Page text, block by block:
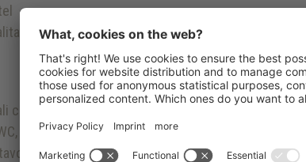
del Gardenazza "Doninz" collegato al
con piumoni (max. 4 persone)
bidet, vasca da bagno/doccia, scalda asciugamani
e giropanca, completa di lavastoviglie e